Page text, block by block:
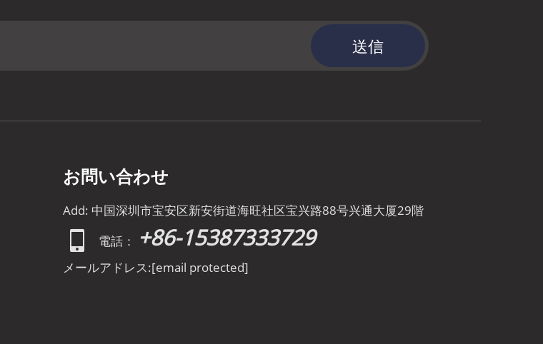
送信
お問い合わせ
Add: 中国深圳市宝安区新安街道海旺社区宝兴路88号兴通大厦29階
電話：
+86-15387333729
メールアドレス:[email protected]